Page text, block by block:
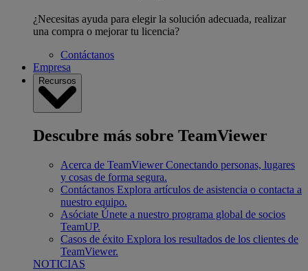
¿Necesitas ayuda para elegir la solución adecuada, realizar
una compra o mejorar tu licencia?
Contáctanos
Empresa
Recursos
Descubre más sobre TeamViewer
Acerca de TeamViewer Conectando personas, lugares
y cosas de forma segura.
Contáctanos Explora artículos de asistencia o contacta a
nuestro equipo.
Asóciate Únete a nuestro programa global de socios
TeamUP.
Casos de éxito Explora los resultados de los clientes de
TeamViewer.
NOTICIAS